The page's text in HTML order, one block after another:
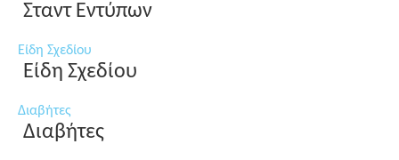
Σταντ Εντύπων
Είδη Σχεδίου
Είδη Σχεδίου
Διαβήτες
Διαβήτες